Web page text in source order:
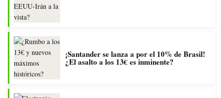
¡Santander se lanza a por el 10% de Brasil!
¿El asalto a los 13€ es inminente?